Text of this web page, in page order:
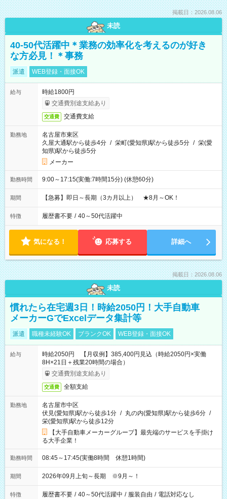
掲載日：2026.08.06
未読
40-50代活躍中＊業務の効率化を考えるのが好き
な方必見！＊事務
派遣 WEB登録・面接OK
給与
時給1800円
交通費別途支給あり
交通費 交通費支給
勤務地
名古屋市東区
久屋大通駅から徒歩4分 / 栄町(愛知県)駅から徒歩5分 / 栄(愛
知県)駅から徒歩5分
メーカー
勤務時間 9:00～17:15(実働:7時間15分) (休憩60分)
期間 【急募】即日～長期（3カ月以上） ★8月～OK！
特徴 履歴書不要 / 40～50代活躍中
気になる！ 応募する 詳細へ
掲載日：2026.08.06
未読
慣れたら在宅週3日！時給2050円！大手自動車
メーカーGでExcelデータ集計等
派遣 職種未経験OK ブランクOK WEB登録・面接OK
給与
時給2050円 【月収例】385,400円見込（時給2050円×実働
8H×21日＋残業20時間の場合）
交通費別途支給あり
交通費 全額支給
勤務地
名古屋市中区
伏見(愛知県)駅から徒歩1分 / 丸の内(愛知県)駅から徒歩6分 /
栄(愛知県)駅から徒歩12分
【大手自動車メーカーグループ】最先端のサービスを手掛け
る大手企業！
勤務時間 08:45～17:45(実働8時間 休憩1時間)
期間 2026年09月上旬～長期 ※9月～！
特徴 履歴書不要 / 40～50代活躍中 / 服装自由 / 電話対応なし